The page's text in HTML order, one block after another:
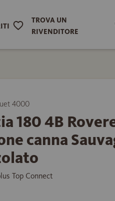
TROVA UN
RIVENDITORE
4000
180 4B
canna
Top Connect